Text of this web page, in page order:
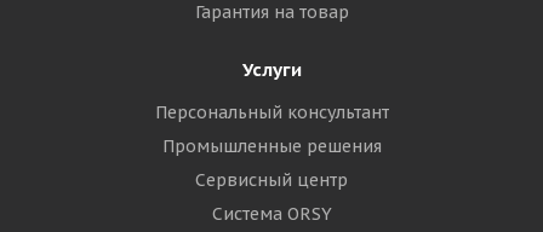
Гарантия на товар
Услуги
Персональный консультант
Промышленные решения
Сервисный центр
Система ORSY